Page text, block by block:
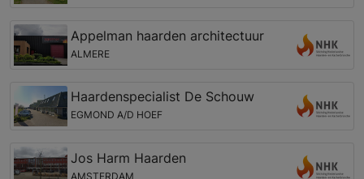
Appelman haarden architectuur
ALMERE
Haardenspecialist De Schouw
EGMOND A/D HOEF
Jos Harm Haarden
AMSTERDAM